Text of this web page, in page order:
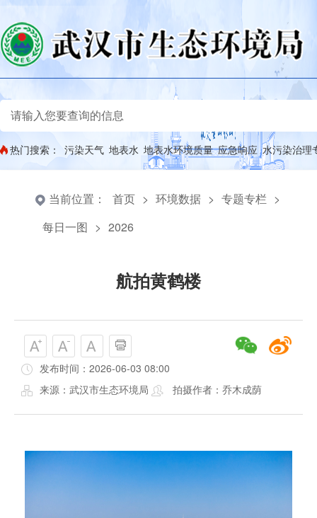
热门搜索： 污染天气 地表水 地表水环境质量 应急响应 水污染治理
当前位置： 首页 > 环境数据 > 专题专栏 >
每日一图 > 2026
航拍黄鹤楼
发布时间：2026-06-03 08:00
来源：武汉市生态环境局
拍摄作者：乔木成荫